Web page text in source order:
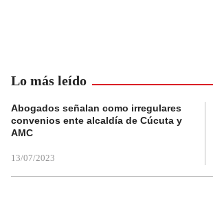
Lo más leído
Abogados señalan como irregulares
convenios ente alcaldía de Cúcuta y
AMC
13/07/2023